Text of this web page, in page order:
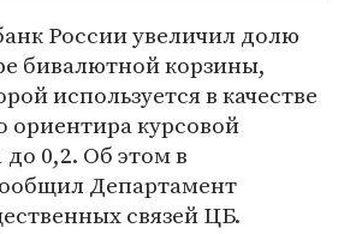
России увеличил долю
бивалютной корзины,
используется в качестве
ориентира курсовой
0,2. Об этом в
Департамент
связей ЦБ.